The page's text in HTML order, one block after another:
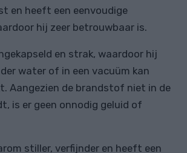
en heeft een eenvoudige
hij zeer betrouwbaar is.
en strak, waardoor hij
water of in een vacuüm kan
Aangezien de brandstof niet in de
is er geen onnodig geluid of
stiller, verfijnder en heeft een